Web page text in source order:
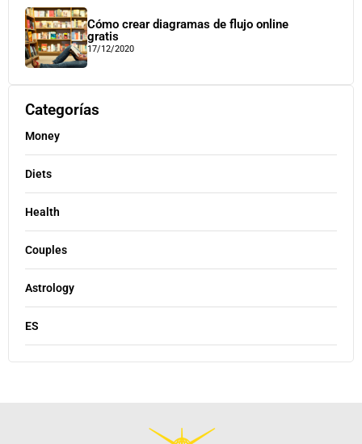
Cómo crear diagramas de flujo online
gratis
17/12/2020
Categorías
Money
Diets
Health
Couples
Astrology
ES